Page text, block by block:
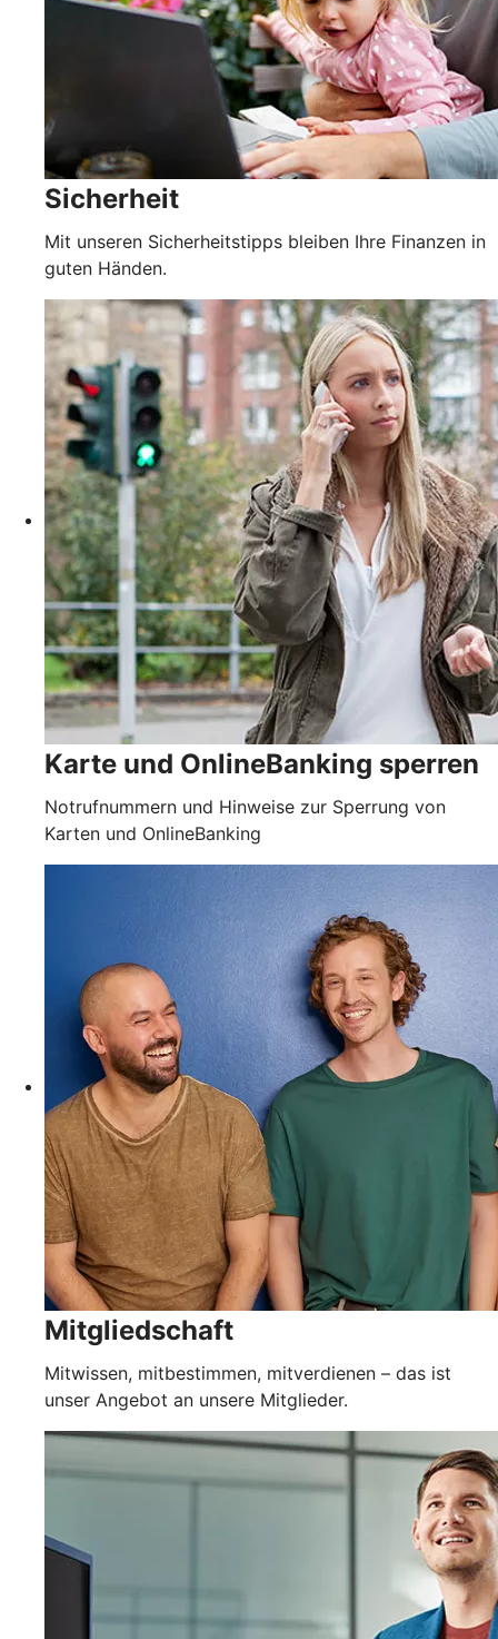
Sicherheit
Mit unseren Sicherheitstipps bleiben Ihre Finanzen in
guten Händen.
Karte und OnlineBanking sperren
Notrufnummern und Hinweise zur Sperrung von
Karten und OnlineBanking
Mitgliedschaft
Mitwissen, mitbestimmen, mitverdienen – das ist
unser Angebot an unsere Mitglieder.